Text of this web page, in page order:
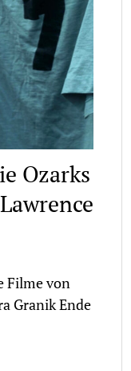
Ozarks
Filme von
Granik Ende